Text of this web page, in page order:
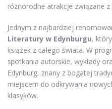
różnorodne atrakcje związane z
Jednym z najbardziej
Literatury w Edynburgu,
książek z całego świata. W
spotkania autorskie, wykłady
Edynburg, znany z bogatej
miejscem do odkrywania
klasyków.